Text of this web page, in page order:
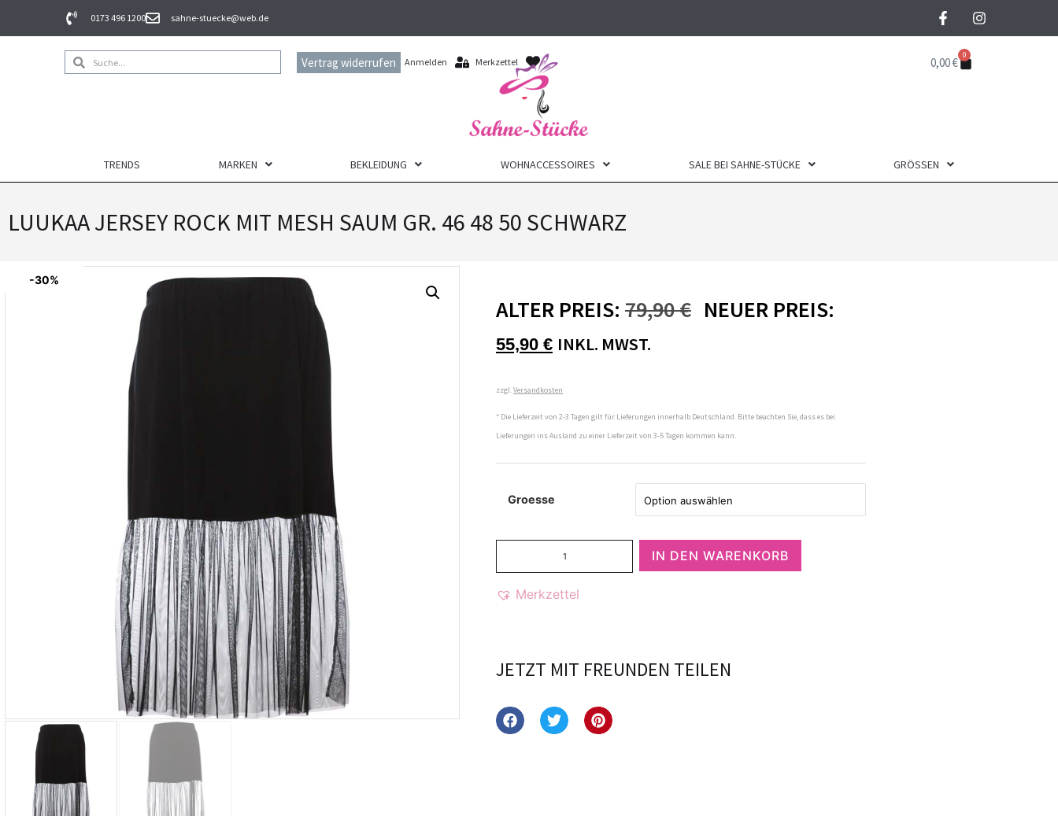
0173 496 1200 sahne-stuecke@web.de
Vertrag widerrufen Anmelden Merkzettel 0,00€ 0
TRENDS MARKEN BEKLEIDUNG WOHNACCESSOIRES SALE BEI SAHNE-STÜCKE GRÖSSEN
LUUKAA JERSEY ROCK MIT MESH SAUM GR. 46 48 50 SCHWARZ
-30%
ALTER PREIS: 79,90€ NEUER PREIS:
55,90 € INKL. MWST.
zzgl.Versandkosten
* Die Lieferzeit von 2-3 Tagen gilt für Lieferungen innerhalb Deutschland. Bitte beachten Sie, dass es bei
Lieferungen ins Ausland zu einer Lieferzeit von 3-5 Tagen kommen kann.
Groesse
IN DEN WARENKORB
Merkzettel
JETZT MIT FREUNDEN TEILEN